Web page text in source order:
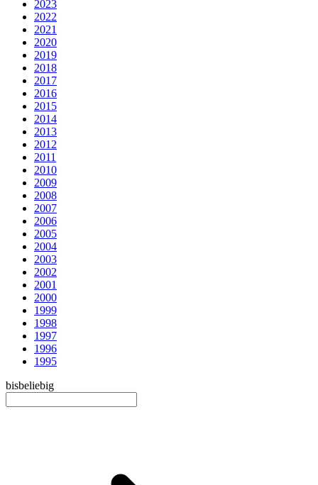
2023
2022
2021
2020
2019
2018
2017
2016
2015
2014
2013
2012
2011
2010
2009
2008
2007
2006
2005
2004
2003
2002
2001
2000
1999
1998
1997
1996
1995
bisbeliebig